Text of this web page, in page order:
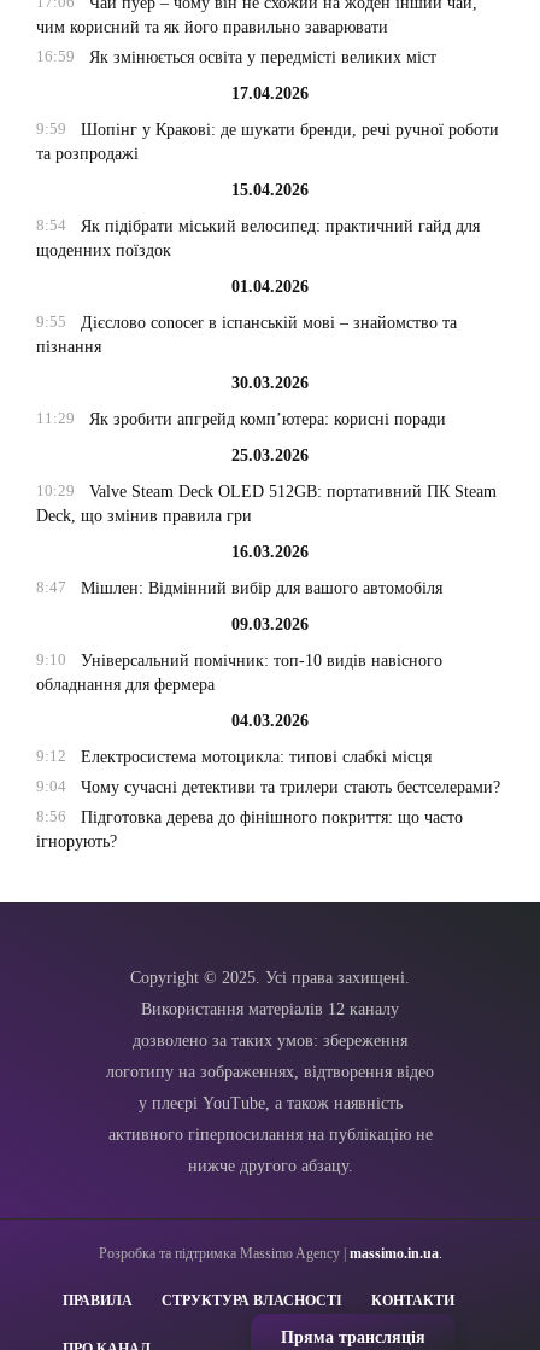
чим корисний та як його правильно заварювати
16:59
Як змінюється освіта у передмісті великих міст
17.04.2026
9:59
Шопінг у Кракові: де шукати бренди, речі ручної роботи
та розпродажі
15.04.2026
8:54
Як підібрати міський велосипед: практичний гайд для
щоденних поїздок
01.04.2026
9:55
Дієслово conocer в іспанській мові – знайомство та
пізнання
30.03.2026
11:29
Як зробити апгрейд комп’ютера: корисні поради
25.03.2026
10:29
Valve Steam Deck OLED 512GB: портативний ПК Steam
Deck, що змінив правила гри
16.03.2026
8:47
Мішлен: Відмінний вибір для вашого автомобіля
09.03.2026
9:10
Універсальний помічник: топ-10 видів навісного
обладнання для фермера
04.03.2026
9:12
Електросистема мотоцикла: типові слабкі місця
9:04
Чому сучасні детективи та трилери стають бестселерами?
8:56
Підготовка дерева до фінішного покриття: що часто
ігнорують?
Copyright © 2025. Усі права захищені.
Використання матеріалів 12 каналу
дозволено за таких умов: збереження
логотипу на зображеннях, відтворення відео
у плеєрі YouTube, а також наявність
активного гіперпосилання на публікацію не
нижче другого абзацу.
Розробка та підтримка Massimo Agency | massimo.in.ua.
ПРАВИЛА СТРУКТУРА ВЛАСНОСТІ КОНТАКТИ
Пряма трансляція